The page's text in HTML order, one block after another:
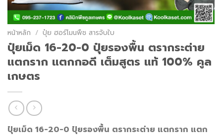
หน้าหลัก / ปุ๋ย ฮอร์โมนพืช สารจับใบ
ปุ๋ยเม็ด 16-20-0 ปุ๋ยรองพื้น ตรากระต่าย
แตกราก แตกกอดี เต็มสูตร แท้ 100% คูล
เกษตร
ปุ๋ยเม็ด 16-20-0 ปุ๋ยรองพื้น ตรากระต่าย แตกราก แตก